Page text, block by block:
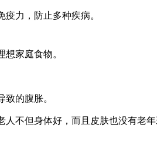
力，防止多种疾病。
家庭食物。
的腹胀。
不但身体好，而且皮肤也没有老